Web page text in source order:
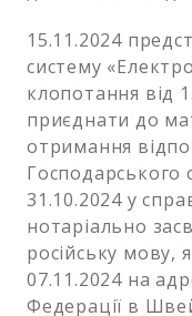
15.11.2024
систему
клопотання від
приєднати до
отримання
Господарського
31.10.2024 у
нотаріально
російську мову,
07.11.2024 на
Федерації в